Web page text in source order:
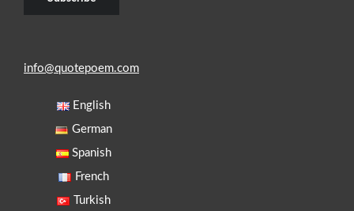
info@quotepoem.com
English
German
Spanish
French
Turkish